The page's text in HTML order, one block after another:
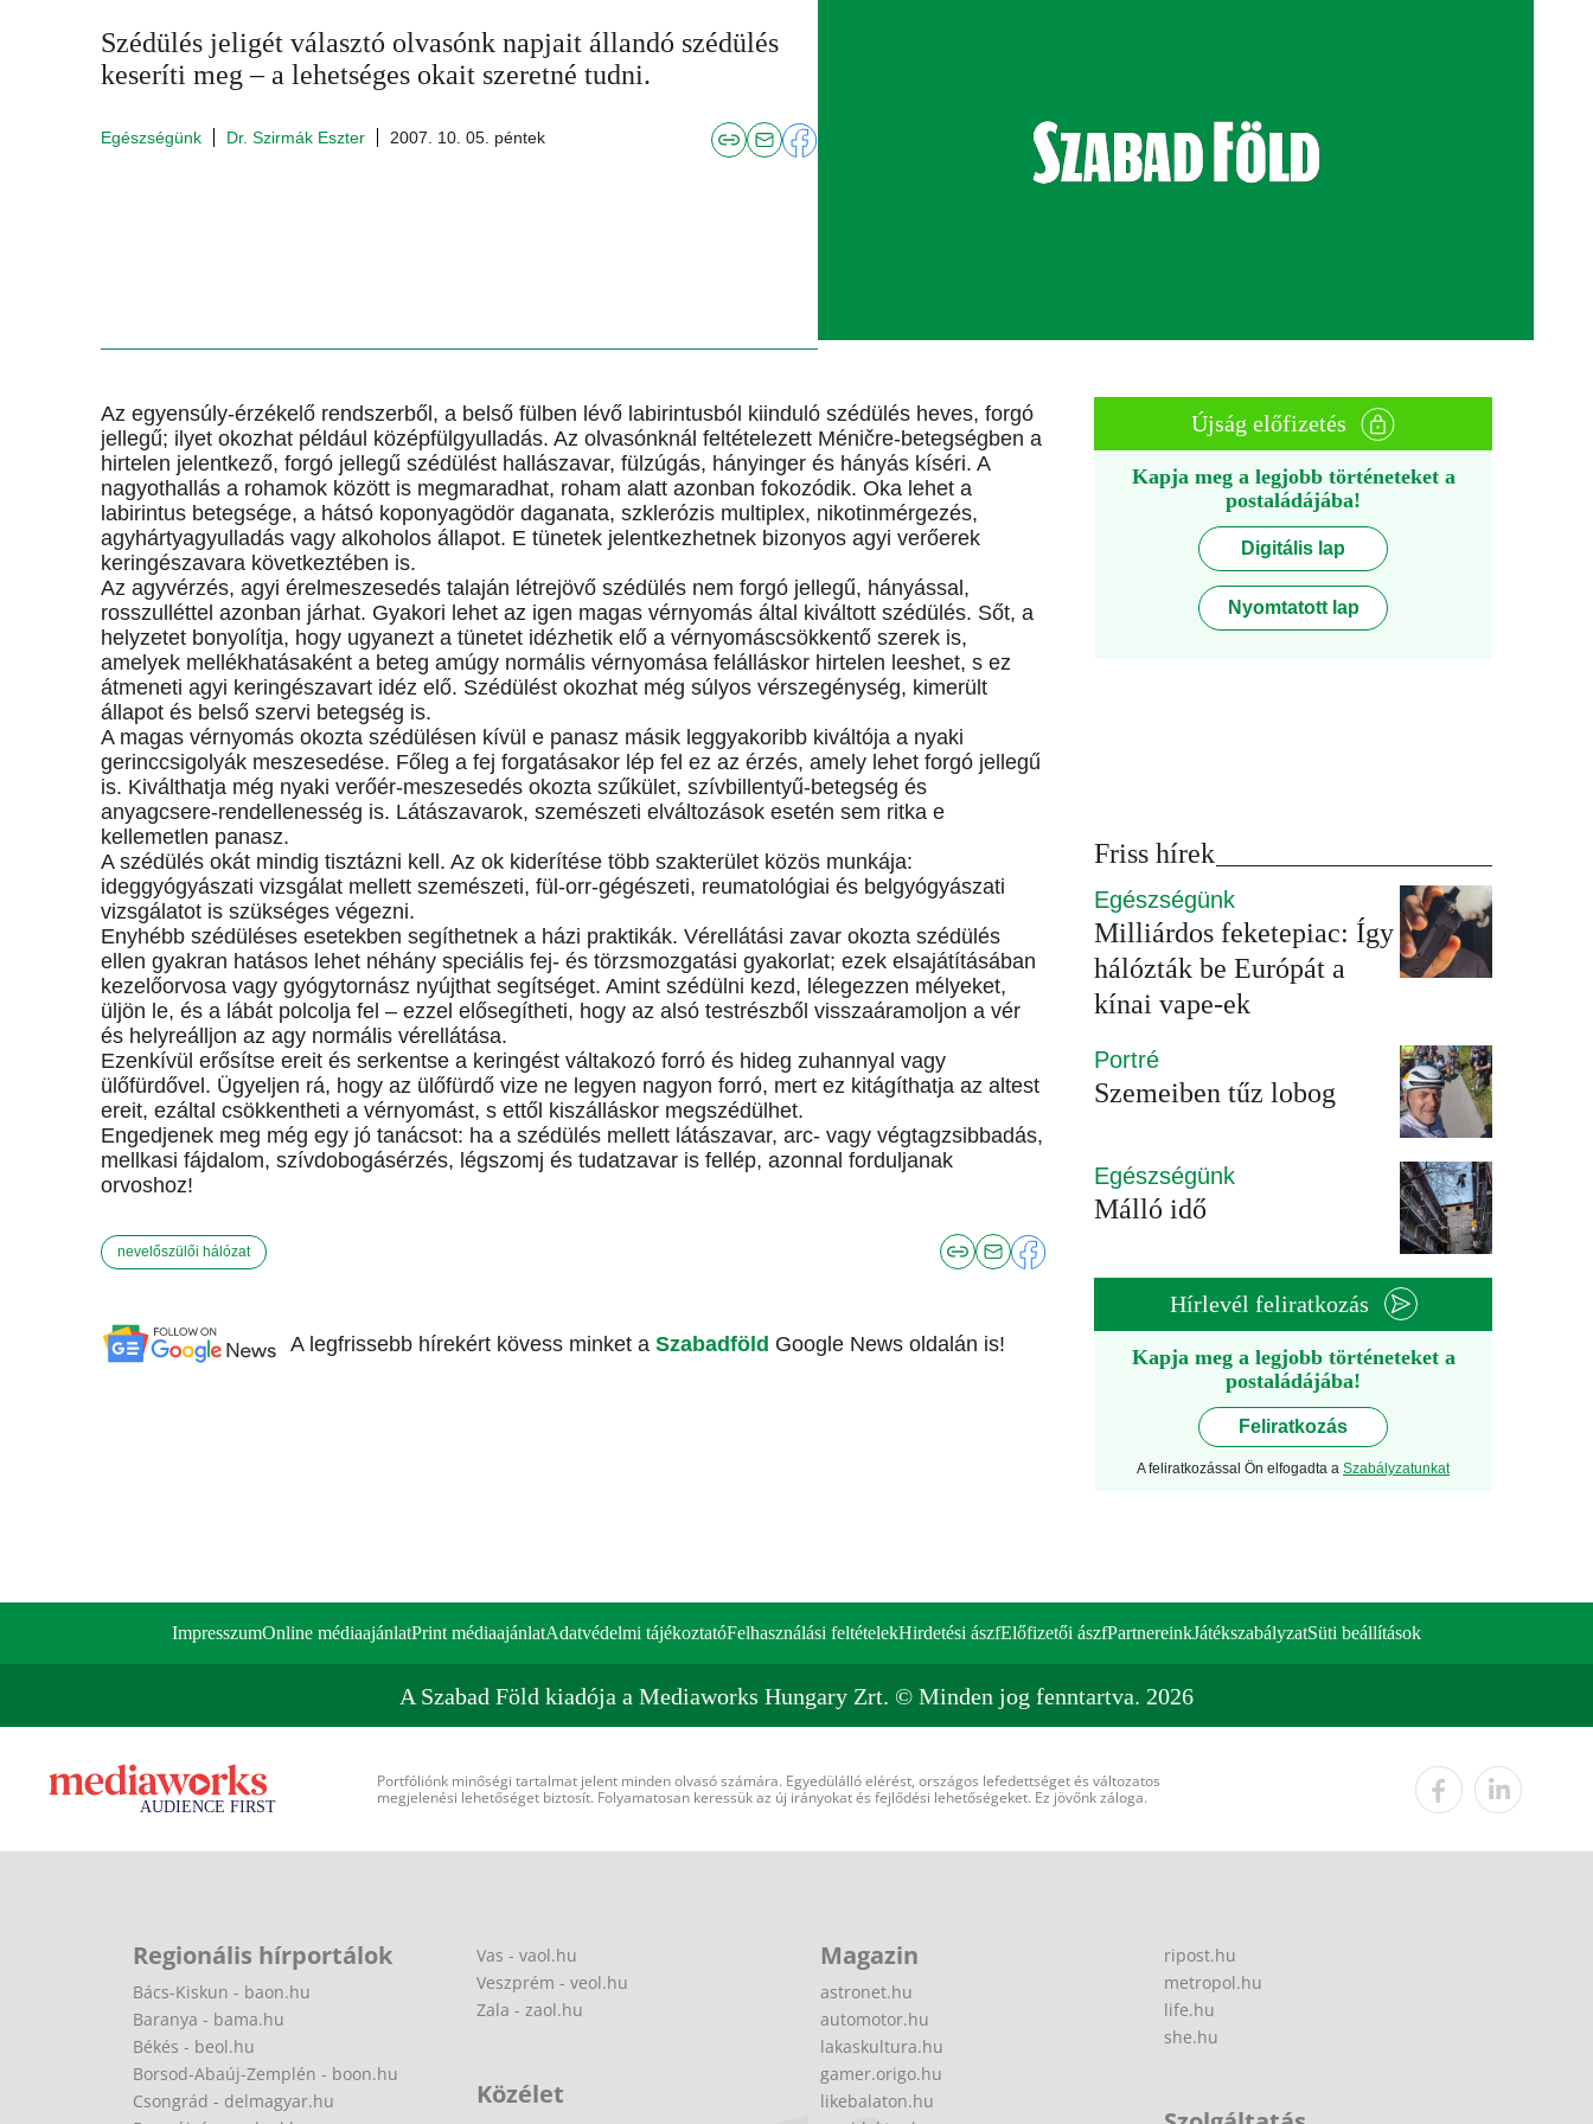
Szédülés jeligét választó olvasónk napjait állandó szédülés
keseríti meg – a lehetséges okait szeretné tudni.
Egészségünk Dr. Szirmák Eszter 2007. 10. 05. péntek
Az egyensúly-érzékelő rendszerből, a belső fülben lévő labirintusból kiinduló szédülés heves, forgó
jellegű; ilyet okozhat például középfülgyulladás. Az olvasónknál feltételezett Méničre-betegségben a
hirtelen jelentkező, forgó jellegű szédülést hallászavar, fülzúgás, hányinger és hányás kíséri. A
nagyothallás a rohamok között is megmaradhat, roham alatt azonban fokozódik. Oka lehet a
labirintus betegsége, a hátsó koponyagödör daganata, szklerózis multiplex, nikotinmérgezés,
agyhártyagyulladás vagy alkoholos állapot. E tünetek jelentkezhetnek bizonyos agyi verőerek
keringészavara következtében is.
Az agyvérzés, agyi érelmeszesedés talaján létrejövő szédülés nem forgó jellegű, hányással,
rosszulléttel azonban járhat. Gyakori lehet az igen magas vérnyomás által kiváltott szédülés. Sőt, a
helyzetet bonyolítja, hogy ugyanezt a tünetet idézhetik elő a vérnyomáscsökkentő szerek is,
amelyek mellékhatásaként a beteg amúgy normális vérnyomása felálláskor hirtelen leeshet, s ez
átmeneti agyi keringészavart idéz elő. Szédülést okozhat még súlyos vérszegénység, kimerült
állapot és belső szervi betegség is.
A magas vérnyomás okozta szédülésen kívül e panasz másik leggyakoribb kiváltója a nyaki
gerinccsigolyák meszesedése. Főleg a fej forgatásakor lép fel ez az érzés, amely lehet forgó jellegű
is. Kiválthatja még nyaki verőér-meszesedés okozta szűkület, szívbillentyű-betegség és
anyagcsere-rendellenesség is. Látászavarok, szemészeti elváltozások esetén sem ritka e
kellemetlen panasz.
A szédülés okát mindig tisztázni kell. Az ok kiderítése több szakterület közös munkája:
ideggyógyászati vizsgálat mellett szemészeti, fül-orr-gégészeti, reumatológiai és belgyógyászati
vizsgálatot is szükséges végezni.
Enyhébb szédüléses esetekben segíthetnek a házi praktikák. Vérellátási zavar okozta szédülés
ellen gyakran hatásos lehet néhány speciális fej- és törzsmozgatási gyakorlat; ezek elsajátításában
kezelőorvosa vagy gyógytornász nyújthat segítséget. Amint szédülni kezd, lélegezzen mélyeket,
üljön le, és a lábát polcolja fel – ezzel elősegítheti, hogy az alsó testrészből visszaáramoljon a vér
és helyreálljon az agy normális vérellátása.
Ezenkívül erősítse ereit és serkentse a keringést váltakozó forró és hideg zuhannyal vagy
ülőfürdővel. Ügyeljen rá, hogy az ülőfürdő vize ne legyen nagyon forró, mert ez kitágíthatja az altest
ereit, ezáltal csökkentheti a vérnyomást, s ettől kiszálláskor megszédülhet.
Engedjenek meg még egy jó tanácsot: ha a szédülés mellett látászavar, arc- vagy végtagzsibbadás,
mellkasi fájdalom, szívdobogásérzés, légszomj és tudatzavar is fellép, azonnal forduljanak
orvoshoz!
nevelőszülői hálózat
A legfrissebb hírekért kövess minket a Szabadföld Google News oldalán is!
Újság előfizetés
Kapja meg a legjobb történeteket a
postaládájába!
Digitális lap
Nyomtatott lap
Friss hírek
Egészségünk
Milliárdos feketepiac: Így
hálózták be Európát a
kínai vape-ek
Portré
Szemeiben tűz lobog
Egészségünk
Málló idő
Hírlevél feliratkozás
Kapja meg a legjobb történeteket a
postaládájába!
Feliratkozás
A feliratkozással Ön elfogadta a Szabályzatunkat
ImpresszumOnline médiaajánlatPrint médiaajánlatAdatvédelmi tájékoztatóFelhasználási feltételekHirdetési ászfElőfizetői ászfPartnereinkJátékszabályzatSüti beállítások
A Szabad Föld kiadója a Mediaworks Hungary Zrt. © Minden jog fenntartva. 2026
Portfóliónk minőségi tartalmat jelent minden olvasó számára. Egyedülálló elérést, országos lefedettséget és változatos
megjelenési lehetőséget biztosít. Folyamatosan keressük az új irányokat és fejlődési lehetőségeket. Ez jövőnk záloga.
Regionális hírportálok
Bács-Kiskun - baon.hu
Baranya - bama.hu
Békés - beol.hu
Borsod-Abaúj-Zemplén - boon.hu
Csongrád - delmagyar.hu
Vas - vaol.hu
Veszprém - veol.hu
Zala - zaol.hu
Közélet
Magazin
astronet.hu
automotor.hu
lakaskultura.hu
gamer.origo.hu
likebalaton.hu
ripost.hu
metropol.hu
life.hu
she.hu